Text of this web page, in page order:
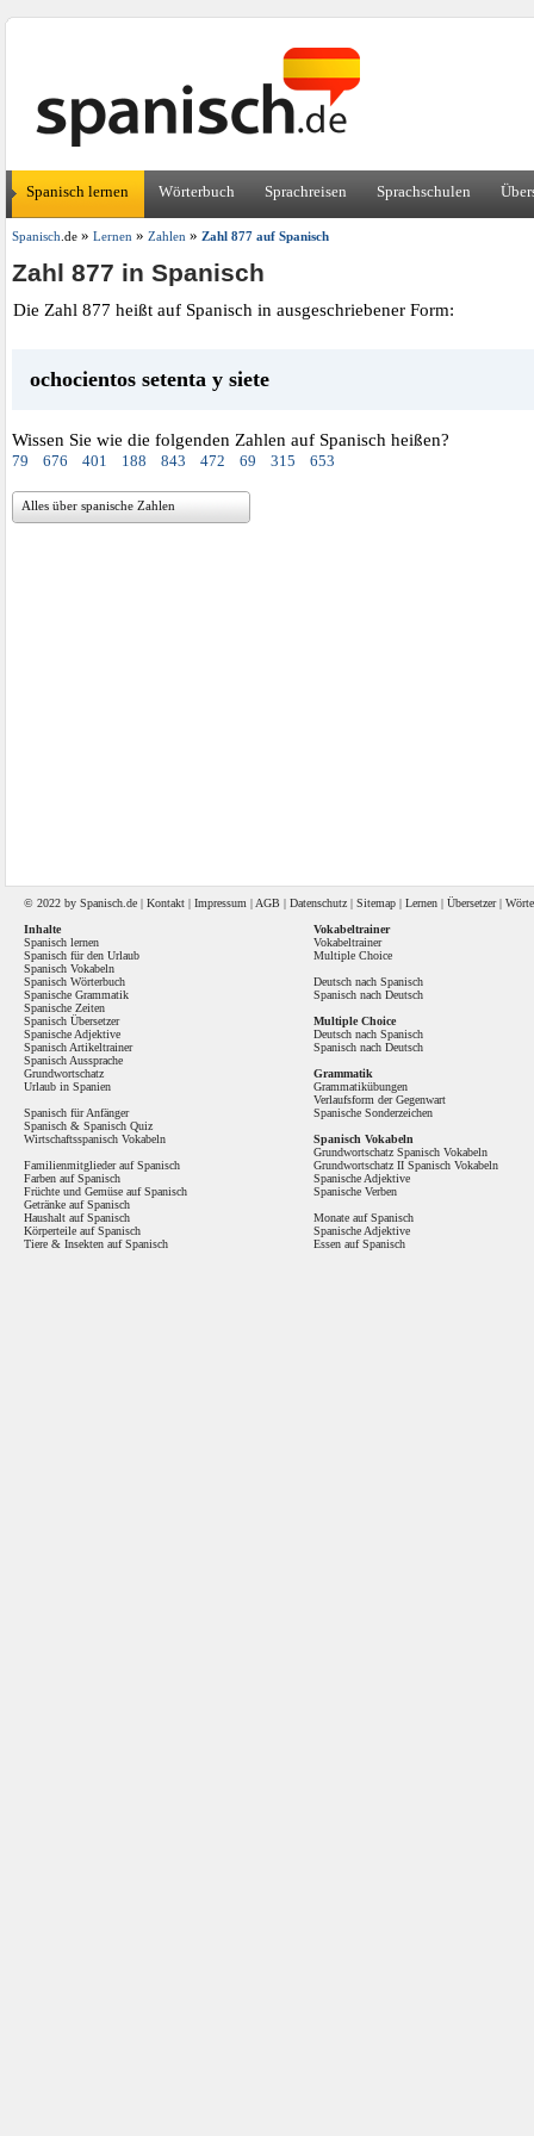
Spanisch lernen Wörterbuch Sprachreisen Sprachschulen
Spanisch .de» Lernen» Zahlen» Zahl 877 auf Spanisch
Zahl 877 in Spanisch
Die Zahl 877 heißt auf Spanisch in ausgeschriebener Form:
ochocientos setenta y siete
Wissen Sie wie die folgenden Zahlen auf Spanisch heißen?
79 676 401 188 843 472 69 315 653
Alles über spanische Zahlen
© 2022 by Spanisch .de | Kontakt | Impressum | AGB | Datenschutz | Sitemap | Lernen | Übersetzer|
Inhalte
Spanisch lernen
Spanisch für den Urlaub
Spanisch Vokabeln
Spanisch Wörterbuch
Spanische Grammatik
Spanische Zeiten
Spanisch Übersetzer
Spanische Adjektive
Spanisch Artikeltrainer
Spanisch Aussprache
Grundwortschatz
Urlaub in Spanien
Spanisch für Anfänger
Spanisch & Spanisch Quiz
Wirtschaftsspanisch Vokabeln
Familienmitglieder auf Spanisch
Farben auf Spanisch
Früchte und Gemüse auf Spanisch
Getränke auf Spanisch
Haushalt auf Spanisch
Körperteile auf Spanisch
Tiere & Insekten auf Spanisch
Vokabeltrainer
Vokabeltrainer
Multiple Choice
Deutsch nach Spanisch
Spanisch nach Deutsch
Multiple Choice
Deutsch nach Spanisch
Spanisch nach Deutsch
Grammatik
Grammatikübungen
Verlaufsform der Gegenwart
Spanische Sonderzeichen
Spanisch Vokabeln
Grundwortschatz Spanisch Vokabeln
Grundwortschatz II Spanisch Vokabeln
Spanische Adjektive
Spanische Verben
Monate auf Spanisch
Spanische Adjektive
Essen auf Spanisch